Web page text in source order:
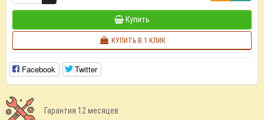
Купить
КУПИТЬ В 1 КЛИК
Facebook Twitter
Гарантия 12 месяцев